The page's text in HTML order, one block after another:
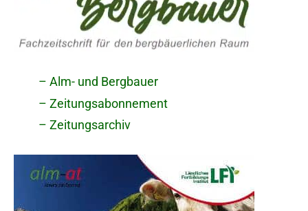
– Alm- und Bergbauer
– Zeitungsabonnement
– Zeitungsarchiv